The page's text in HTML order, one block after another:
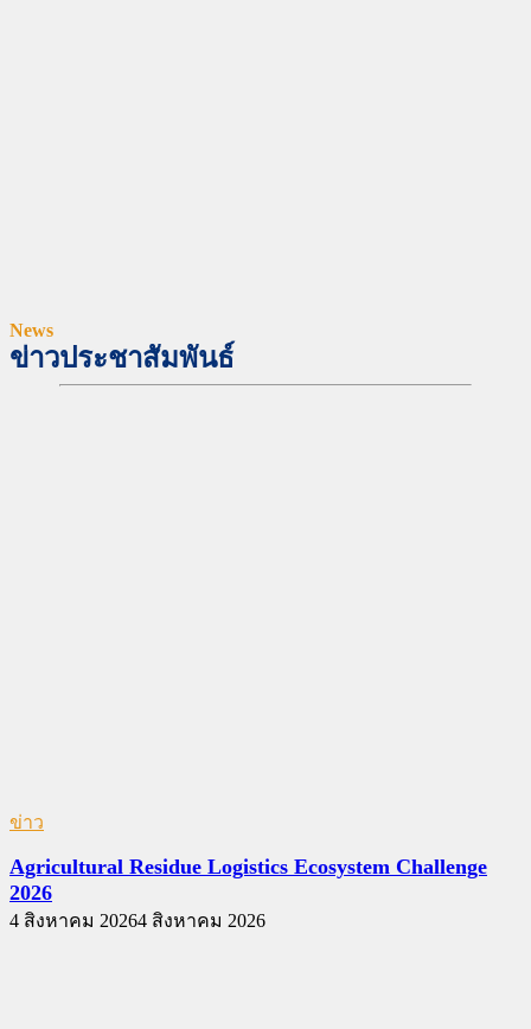
News
ข่าวประชาสัมพันธ์
ข่าว
Agricultural Residue Logistics Ecosystem Challenge
2026
4 สิงหาคม 20264 สิงหาคม 2026